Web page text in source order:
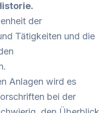
der
Tätigkeiten und die
Anlagen wird es
bei der